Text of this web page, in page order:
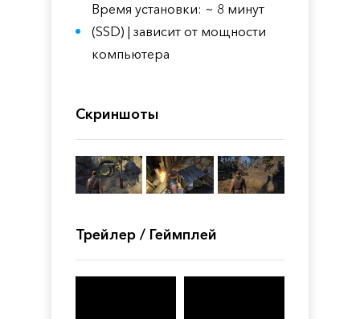
Время установки: ~ 8 минут
(SSD) | зависит от мощности
компьютера
Скриншоты
Трейлер / Геймплей